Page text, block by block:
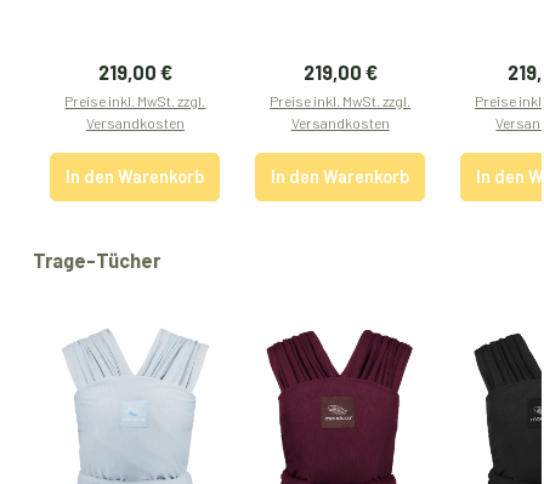
Regulärer Preis:
219,00 €
Preise inkl. MwSt. zzgl.
Versandkosten
In den Warenkorb
Regulärer Preis:
219,00 €
Preise inkl. MwSt. zzgl.
Versandkosten
In den Warenkorb
Preise
In den
Produktgalerie überspringen
Trage-Tücher